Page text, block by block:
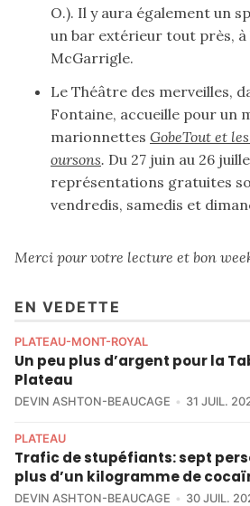
O.). Il y aura également un
un bar extérieur tout près, à
McGarrigle.
Le Théâtre des merveilles,
Fontaine, accueille pour un
marionnettes GobeTout et
oursons. Du 27 juin au 26
représentations gratuites
vendredis, samedis et
Merci pour votre lecture et bon
EN VEDETTE
PLATEAU-MONT-ROYAL
Un peu plus d’argent pour la
Plateau
DEVIN ASHTON-BEAUCAGE 31 JUIL.
PLATEAU
Trafic de stupéfiants: sept
plus d’un kilogramme de
DEVIN ASHTON-BEAUCAGE 30 JUIL.